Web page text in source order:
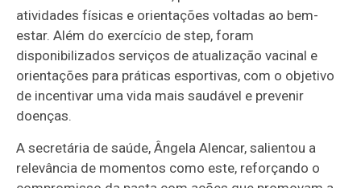
atividades físicas e orientações voltadas ao bem-
estar. Além do exercício de step, foram
disponibilizados serviços de atualização vacinal e
orientações para práticas esportivas, com o objetivo
de incentivar uma vida mais saudável e prevenir
doenças.
A secretária de saúde, Ângela Alencar, salientou a
relevância de momentos como este, reforçando o